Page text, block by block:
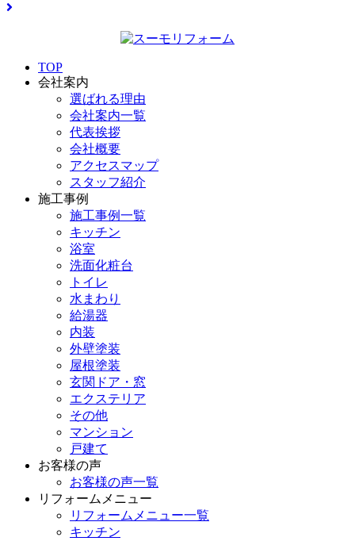
TOP
会社案内
選ばれる理由
会社案内一覧
代表挨拶
会社概要
アクセスマップ
スタッフ紹介
施工事例
施工事例一覧
キッチン
浴室
洗面化粧台
トイレ
水まわり
給湯器
内装
外壁塗装
屋根塗装
玄関ドア・窓
エクステリア
その他
マンション
戸建て
お客様の声
お客様の声一覧
リフォームメニュー
リフォームメニュー一覧
キッチン